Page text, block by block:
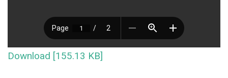
Download [155.13 KB]